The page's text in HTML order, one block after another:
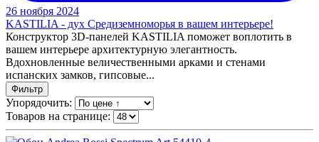
26 ноября 2024
KASTILIA - дух Средиземноморья в вашем интерьере!
Конструктор 3D-панелей KASTILIA поможет воплотить в
вашем интерьере архитектурную элегантность.
Вдохновленные величественными арками и стенами
испанских замков, гипсовые...
Фильтр
Упорядочить:
Товаров на странице: